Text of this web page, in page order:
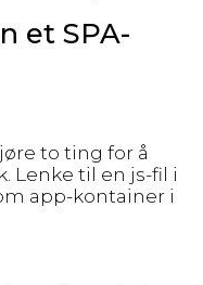
et SPA-
to ting for å
Lenke til en js-fil i
app-kontainer i